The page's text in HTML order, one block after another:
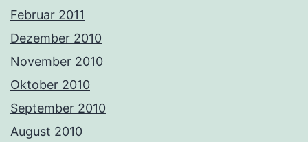
Februar 2011
Dezember 2010
November 2010
Oktober 2010
September 2010
August 2010